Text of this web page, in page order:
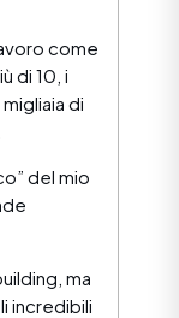
come
di 10, i
di
del mio
ma
incredibili